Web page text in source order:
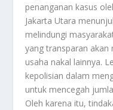
penanganan kasus
Jakarta Utara
melindungi
yang transparan akan
usaha nakal lainnya.
kepolisian dalam
untuk mencegah
Oleh karena itu,